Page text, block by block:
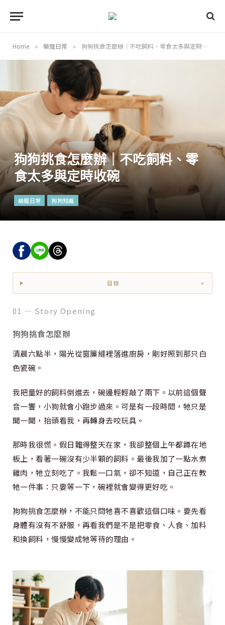
Home » 萌寵日常 » 狗狗挑食怎麼辦｜不吃飼料、零食太多與定時收碗
狗狗挑食怎麼辦｜不吃飼料、零
食太多與定時收碗
萌寵日常 狗狗知識
目錄 ▾
01 — Story Opening
狗狗挑食怎麼辦
清晨六點半，陽光從窗簾縫裡落進廚房，剛好照到那只白
色瓷碗。
我把量好的飼料倒進去，碗邊輕輕敲了兩下。以前這個聲
音一響，小狗就會小跑步過來。可是有一段時間，牠只是
聞一聞，抬頭看我，再轉身去咬玩具。
那時我很慌。假日難得整天在家，我卻整個上午都蹲在地
板上，看著一碗沒有少半顆的飼料。最後我加了一點水煮
雞肉，牠立刻吃了。我鬆一口氣，卻不知道，自己正在教
牠一件事：只要等一下，碗裡就會變得更好吃。
狗狗挑食怎麼辦，不能只問牠喜不喜歡這個口味。要先看
身體有沒有不舒服，再看我們是不是把零食、人食、加料
和換飼料，慢慢變成牠等待的理由。